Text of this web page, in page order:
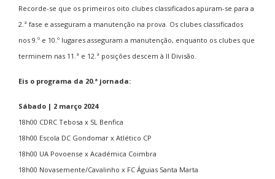
Recorde-se que os primeiros oito clubes classificados apuram-se para a
2.ª fase e asseguram a manutenção na prova. Os clubes classificados
nos 9.º e 10.º lugares asseguram a manutenção, enquanto os clubes que
terminem nas 11.ª e 12.ª posições descem à II Divisão.
Eis o programa da 20.ª jornada:
Sábado | 2 março 2024
18h00 CDRC Tebosa x SL Benfica
18h00 Escola DC Gondomar x Atlético CP
18h00 UA Povoense x Académica Coimbra
18h00 Novasemente/Cavalinho x FC Águias Santa Marta